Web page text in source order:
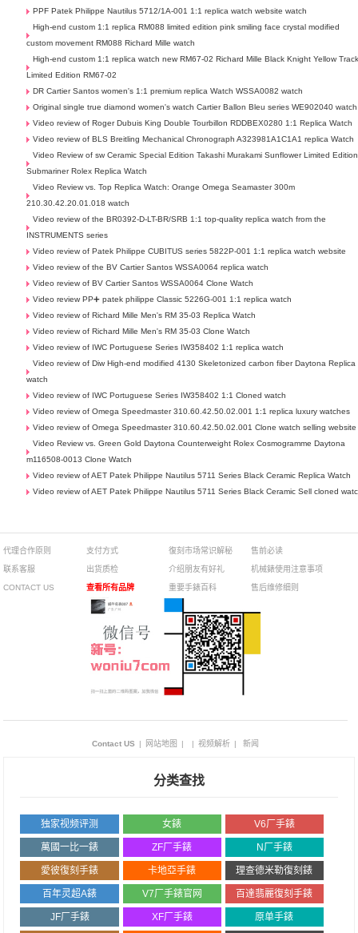
PPF Patek Philippe Nautilus 5712/1A-001 1:1 replica watch website watch
High-end custom 1:1 replica RM088 limited edition pink smiling face crystal modified
custom movement RM088 Richard Mille watch
High-end custom 1:1 replica watch new RM67-02 Richard Mille Black Knight Yellow
Limited Edition RM67-02
DR Cartier Santos women's 1:1 premium replica Watch WSSA0082 watch
Original single true diamond women's watch Cartier Ballon Bleu series WE902040 watch
Video review of Roger Dubuis King Double Tourbillon RDDBEX0280 1:1 Replica Watch
Video review of BLS Breitling Mechanical Chronograph A323981A1C1A1 replica Watch
Video Review of sw Ceramic Special Edition Takashi Murakami Sunflower Limited Edition
Submariner Rolex Replica Watch
Video Review vs. Top Replica Watch: Orange Omega Seamaster 300m
210.30.42.20.01.018 watch
Video review of the BR0392-D-LT-BR/SRB 1:1 top-quality replica watch from the
INSTRUMENTS series
Video review of Patek Philippe CUBITUS series 5822P-001 1:1 replica watch website
Video review of the BV Cartier Santos WSSA0064 replica watch
Video review of BV Cartier Santos WSSA0064 Clone Watch
Video review PP➕ patek philippe Classic 5226G-001 1:1 replica watch
Video review of Richard Mille Men's RM 35-03 Replica Watch
Video review of Richard Mille Men's RM 35-03 Clone Watch
Video review of IWC Portuguese Series IW358402 1:1 replica watch
Video review of Diw High-end modified 4130 Skeletonized carbon fiber Daytona Replica
watch
Video review of IWC Portuguese Series IW358402 1:1 Cloned watch
Video review of Omega Speedmaster 310.60.42.50.02.001 1:1 replica luxury watches
Video review of Omega Speedmaster 310.60.42.50.02.001 Clone watch selling website
Video Review vs. Green Gold Daytona Counterweight Rolex Cosmogramme Daytona
m116508-0013 Clone Watch
Video review of AET Patek Philippe Nautilus 5711 Series Black Ceramic Replica Watch
Video review of AET Patek Philippe Nautilus 5711 Series Black Ceramic Sell cloned
代理合作原则
联系客服
CONTACT US
支付方式
出货质检
查看所有品牌
復刻市场常识解秘
介绍朋友有好礼
重要手錶百科
售前必读
机械錶使用注意事项
售后维修细则
Contact US | 网站地图 | | 视频解析 | 新闻
分类查找
独家视频评测 女錶 V6厂手錶
萬國一比一錶 ZF厂手錶 N厂手錶
愛彼復刻手錶 卡地亞手錶 理查德米勒復刻錶
百年灵超A錶 V7厂手錶官网 百達翡麗復刻手錶
JF厂手錶 XF厂手錶 原单手錶